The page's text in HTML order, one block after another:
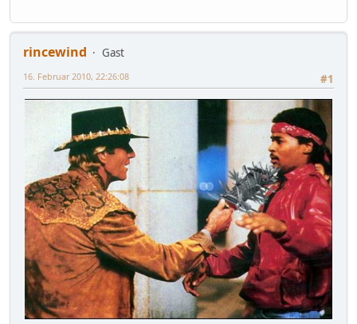
rincewind
Gast
#1
16. Februar 2010, 22:26:08